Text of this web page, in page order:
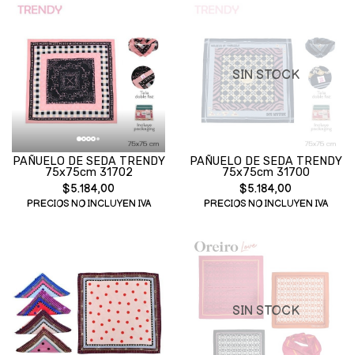
PAÑUELO DE SEDA TRENDY
75x75cm 31702
$5.184,00
PRECIOS NO INCLUYEN IVA
SIN STOCK
PAÑUELO DE SEDA TRENDY
75x75cm 31700
$5.184,00
PRECIOS NO INCLUYEN IVA
SIN STOCK